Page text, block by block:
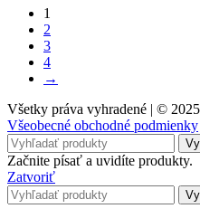
1
2
3
4
→
Všetky práva vyhradené | ©
Všeobecné obchodné podmienky
Začnite písať a uvidíte produkty.
Zatvoriť